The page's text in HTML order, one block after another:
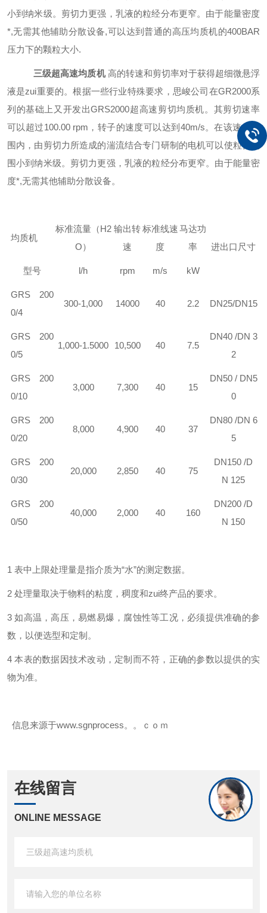
小到纳米级。剪切力更强，乳液的粒经分布更窄。由于能量密度
*,无需其他辅助分散设备,可以达到普通的高压均质机的400BAR
压力下的颗粒大小.
三级超高速均质机高的转速和剪切率对于获得超细微悬浮
液是zui重要的。根据一些行业特殊要求， 思峻公司在GR2000系
列的基础上又开发出GRS2000超高速剪切均质机。其剪切速率
可以超过100.00 rpm，转子的速度可以达到40m/s。在该速度范
围内，由剪切力所造成的湍流结合专门研制的电机可以使粒径范
围小到纳米级。剪切力更强，乳液的粒经分布更窄。由于能量密
度*,无需其他辅助分散设备。
均质机
标准流量（H2
O）
输出转
速
标准线速
度
马达功
率
进出口尺寸
型号 l/h rpm m/s kW
GRS 200
0/4
300-1,000 14000 40 2.2 DN25/DN15
GRS 200
0/5
1,000-1.5000 10,500 40 7.5
DN40 /DN 3
2
GRS 200
0/10
3,000 7,300 40 15
DN50 / DN5
0
GRS 200
0/20
8,000 4,900 40 37
DN80 /DN 6
5
GRS 200
0/30
20,000 2,850 40 75
DN150 /D
N 125
GRS 200
0/50
40,000 2,000 40 160
DN200 /D
N 150
1 表中上限处理量是指介质为“水”的测定数据。
2 处理量取决于物料的粘度，稠度和zui终产品的要求。
3 如高温，高压，易燃易爆，腐蚀性等工况，必须提供准确的参
数，以便选型和定制。
4 本表的数据因技术改动，定制而不符，正确的参数以提供的实
物为准。
信息来源于www.sgnprocess。。ｃｏｍ
在线留言
ONLINE MESSAGE